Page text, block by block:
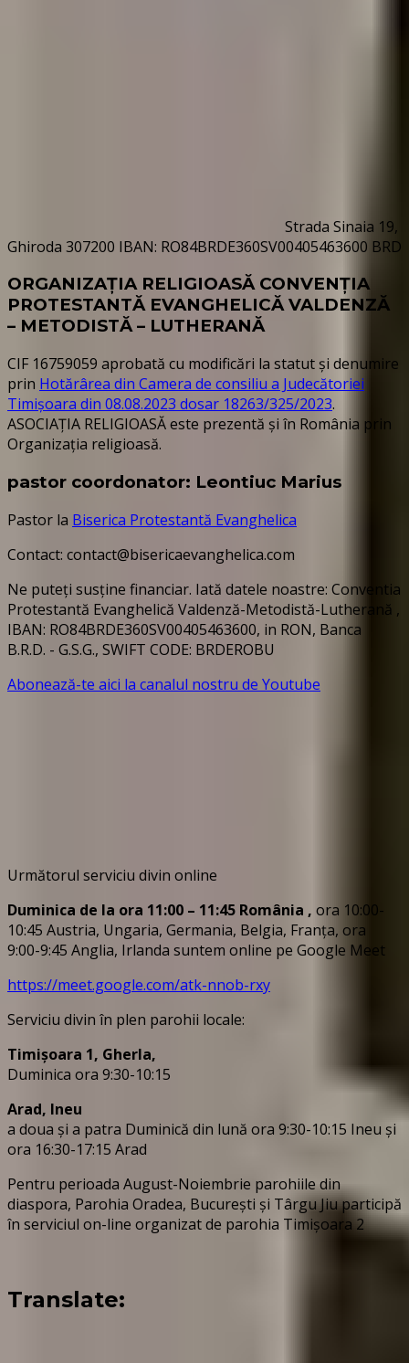
Strada Sinaia 19,
Ghiroda 307200 IBAN: RO84BRDE360SV00405463600 BRD
ORGANIZAȚIA RELIGIOASĂ CONVENŢIA
PROTESTANTĂ EVANGHELICĂ VALDENZĂ
– METODISTĂ – LUTHERANĂ
CIF 16759059 aprobată cu modificări la statut și denumire
prin Hotărârea din Camera de consiliu a Judecătoriei
Timișoara din 08.08.2023 dosar 18263/325/2023.
ASOCIAȚIA RELIGIOASĂ este prezentă și în România prin
Organizația religioasă.
pastor coordonator: Leontiuc Marius
Pastor la Biserica Protestantă Evanghelica
Contact: contact@bisericaevanghelica.com
Ne puteți susține financiar. Iată datele noastre: Conventia
Protestantă Evanghelică Valdenză-Metodistă-Lutherană ,
IBAN: RO84BRDE360SV00405463600, in RON, Banca
B.R.D. - G.S.G., SWIFT CODE: BRDEROBU
Abonează-te aici la canalul nostru de Youtube
Următorul serviciu divin online
Duminica de la ora 11:00 – 11:45 România , ora 10:00-
10:45 Austria, Ungaria, Germania, Belgia, Franța, ora
9:00-9:45 Anglia, Irlanda suntem online pe Google Meet
https://meet.google.com/atk-nnob-rxy
Serviciu divin în plen parohii locale:
Timișoara 1, Gherla,
Duminica ora 9:30-10:15
Arad, Ineu
a doua și a patra Duminică din lună ora 9:30-10:15 Ineu și
ora 16:30-17:15 Arad
Pentru perioada August-Noiembrie parohiile din
diaspora, Parohia Oradea, București și Târgu Jiu participă
în serviciul on-line organizat de parohia Timișoara 2
Translate: